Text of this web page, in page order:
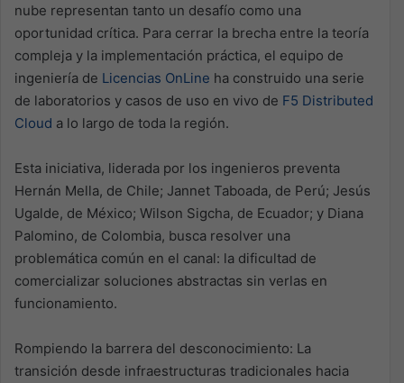
nube representan tanto un desafío como una
oportunidad crítica. Para cerrar la brecha entre la teoría
compleja y la implementación práctica, el equipo de
ingeniería de Licencias OnLine ha construido una serie
de laboratorios y casos de uso en vivo de F5 Distributed
Cloud a lo largo de toda la región.
Esta iniciativa, liderada por los ingenieros preventa
Hernán Mella, de Chile; Jannet Taboada, de Perú; Jesús
Ugalde, de México; Wilson Sigcha, de Ecuador; y Diana
Palomino, de Colombia, busca resolver una
problemática común en el canal: la dificultad de
comercializar soluciones abstractas sin verlas en
funcionamiento.
Rompiendo la barrera del desconocimiento: La
transición desde infraestructuras tradicionales hacia